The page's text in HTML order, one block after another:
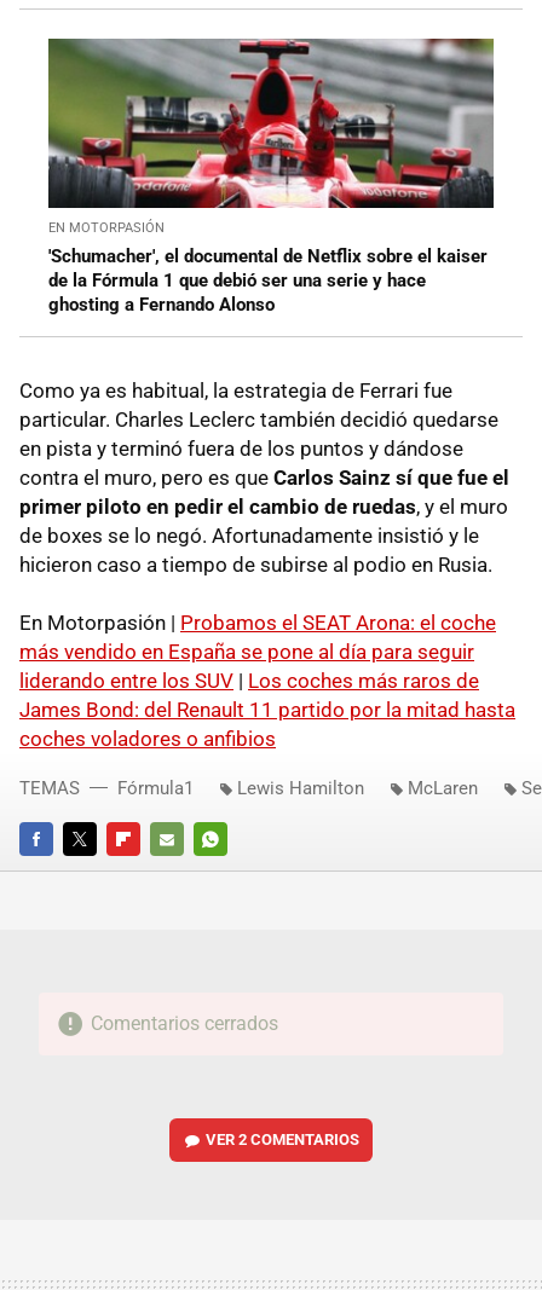
EN MOTORPASIÓN
'Schumacher', el documental de Netflix sobre el kaiser
de la Fórmula 1 que debió ser una serie y hace
ghosting a Fernando Alonso
Como ya es habitual, la estrategia de Ferrari fue
particular. Charles Leclerc también decidió quedarse
en pista y terminó fuera de los puntos y dándose
contra el muro, pero es que Carlos Sainz sí que fue el
primer piloto en pedir el cambio de ruedas, y el muro
de boxes se lo negó. Afortunadamente insistió y le
hicieron caso a tiempo de subirse al podio en Rusia.
En Motorpasión | Probamos el SEAT Arona: el coche
más vendido en España se pone al día para seguir
liderando entre los SUV | Los coches más raros de
James Bond: del Renault 11 partido por la mitad hasta
coches voladores o anfibios
FACEBOOKTWITTERFLIPBOARD
E-
WHATSAPP
TEMAS Fórmula1 Lewis Hamilton McLaren
Comentarios cerrados
VER2 COMENTARIOS